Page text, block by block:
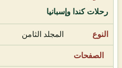
رحلات كندا وإسبانيا
المجلد الثامن